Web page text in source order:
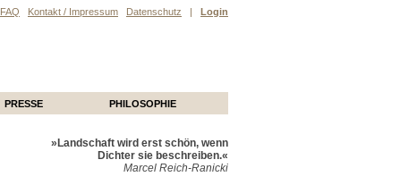
FAQ Kontakt / Impressum Datenschutz | Login
PRESSE PHILOSOPHIE
»Landschaft wird erst schön, wenn
Dichter sie beschreiben.«
Marcel Reich-Ranicki